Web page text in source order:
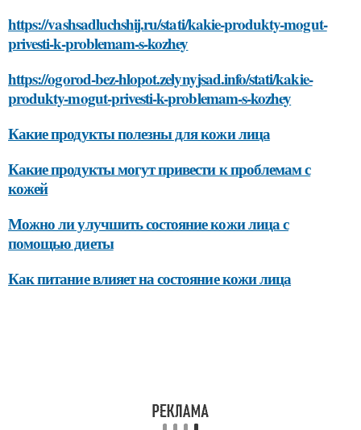
https://vashsadluchshij.ru/stati/kakie-produkty-mogut-
privesti-k-problemam-s-kozhey
https://ogorod-bez-hlopot.zelynyjsad.info/stati/kakie-
produkty-mogut-privesti-k-problemam-s-kozhey
Какие продукты полезны для кожи лица
Какие продукты могут привести к проблемам с
кожей
Можно ли улучшить состояние кожи лица с
помощью диеты
Как питание влияет на состояние кожи лица